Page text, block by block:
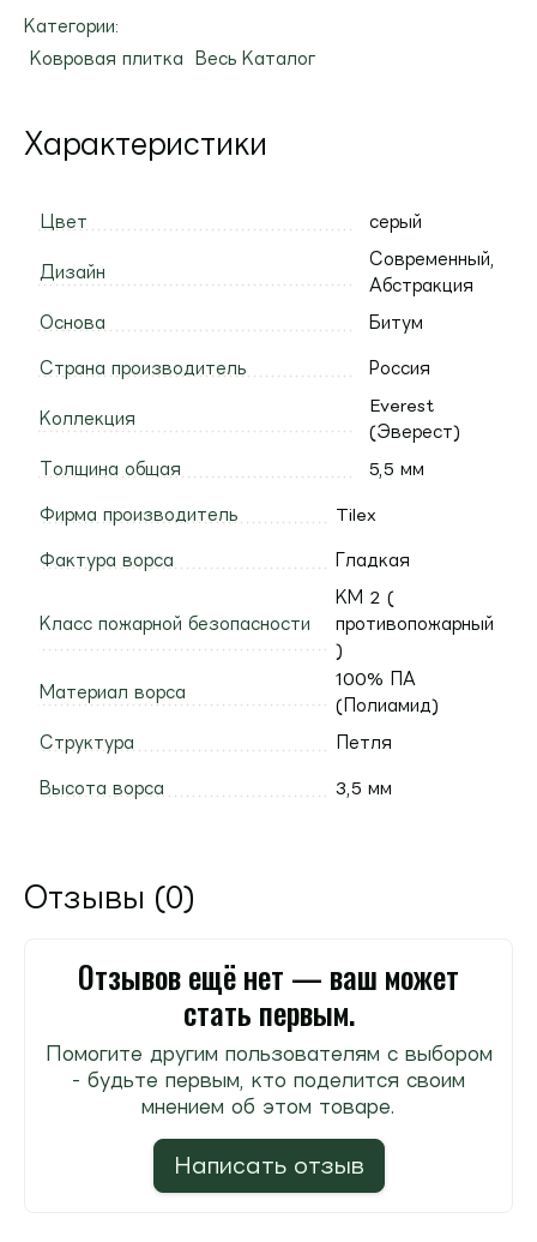
Категории:
Ковровая плитка
Весь Каталог
Характеристики
Цвет серый
Дизайн
Современный,
Абстракция
Основа Битум
Страна производитель Россия
Коллекция
Everest
(Эверест)
Толщина общая 5,5 мм
Фирма производитель Tilex
Фактура ворса Гладкая
Класс пожарной безопасности
КМ 2 (
противопожарный
)
Материал ворса
100% ПА
(Полиамид)
Структура Петля
Высота ворса 3,5 мм
Отзывы (0)
Отзывов ещё нет — ваш может
стать первым.
Помогите другим пользователям с выбором
- будьте первым, кто поделится своим
мнением об этом товаре.
Написать отзыв